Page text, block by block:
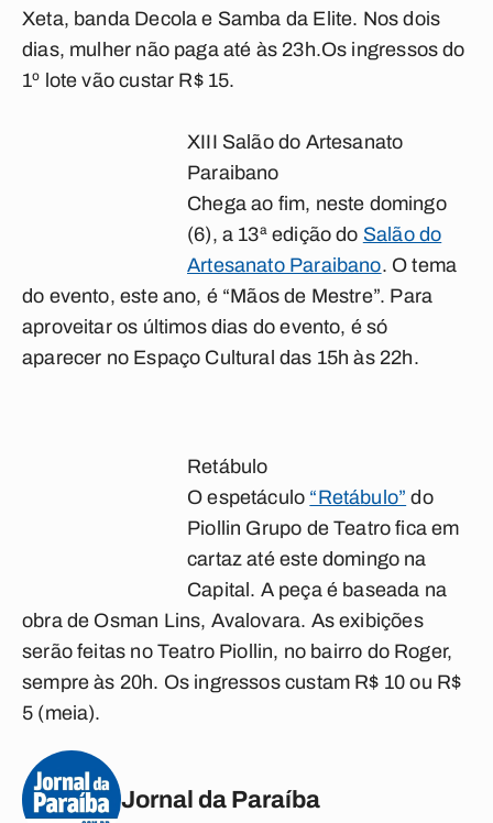
Xeta, banda Decola e Samba da Elite. Nos dois
dias, mulher não paga até às 23h.Os ingressos do
1º lote vão custar R$ 15.
XIII Salão do Artesanato
Paraibano
Chega ao fim, neste domingo
(6), a 13ª edição do Salão do
Artesanato Paraibano. O tema
do evento, este ano, é “Mãos de Mestre”. Para
aproveitar os últimos dias do evento, é só
aparecer no Espaço Cultural das 15h às 22h.
Retábulo
O espetáculo “Retábulo” do
Piollin Grupo de Teatro fica em
cartaz até este domingo na
Capital. A peça é baseada na
obra de Osman Lins, Avalovara. As exibições
serão feitas no Teatro Piollin, no bairro do Roger,
sempre às 20h. Os ingressos custam R$ 10 ou R$
5 (meia).
Jornal da Paraíba